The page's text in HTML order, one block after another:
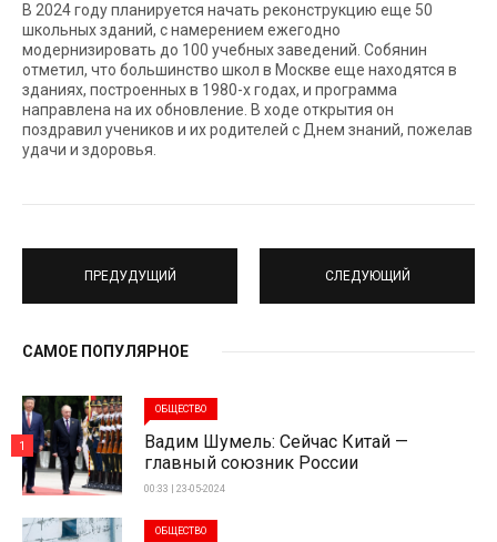
В 2024 году планируется начать реконструкцию еще 50
школьных зданий, с намерением ежегодно
модернизировать до 100 учебных заведений. Собянин
отметил, что большинство школ в Москве еще находятся в
зданиях, построенных в 1980-х годах, и программа
направлена на их обновление. В ходе открытия он
поздравил учеников и их родителей с Днем знаний, пожелав
удачи и здоровья.
ПРЕДУДУЩИЙ СЛЕДУЮЩИЙ
САМОЕ ПОПУЛЯРНОЕ
ОБЩЕСТВО
Вадим Шумель: Сейчас Китай —
главный союзник России
00:33 | 23-05-2024
1
ОБЩЕСТВО